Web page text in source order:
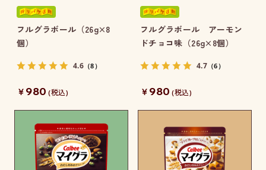
フルグラボール（26g×8
個）
4.6 （8）
￥980 (税込)
フルグラボール アーモン
ドチョコ味（26g×8個）
4.7 （6）
￥980 (税込)